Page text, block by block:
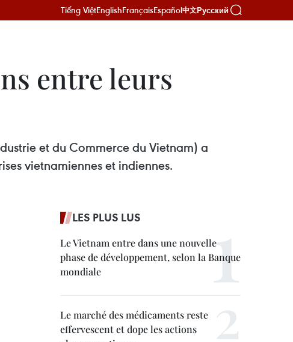
Tiếng ViệtEnglishFrançaisEspañol中文Русский
entre leurs
et du Commerce du Vietnam) a
vietnamiennes et indiennes.
LES PLUS LUS
Le Vietnam entre dans une nouvelle
phase de développement, selon la Banque
mondiale
Le marché des médicaments reste
effervescent et dope les actions